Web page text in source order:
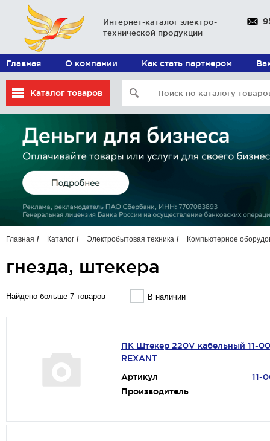
Интернет-каталог электро-
технической продукции
Главная О компании Как стать партнером
Каталог товаров
Главная Каталог Электробытовая техника Компьютерное
гнезда, штекера
Найдено больше 7 товаров В наличии
ПК Штекер 220V кабельный 11-
REXANT
Артикул
11-
Производитель